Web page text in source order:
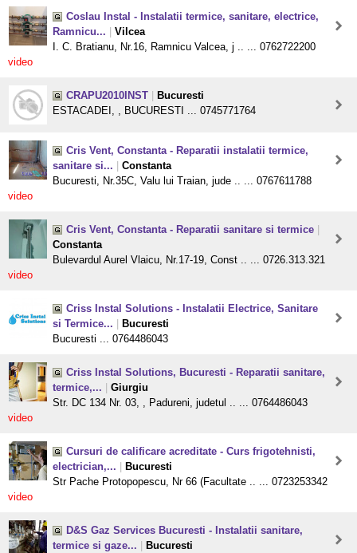
Coslau Instal - Instalatii termice, sanitare, electrice,
Ramnicu...
Vilcea
I. C. Bratianu, Nr.16, Ramnicu Valcea, j .. ... 0762722200
video
CRAPU2010INST
Bucuresti
ESTACADEI, , BUCURESTI ... 0745771764
Cris Vent, Constanta - Reparatii instalatii termice,
sanitare si...
Constanta
Bucuresti, Nr.35C, Valu lui Traian, jude .. ... 0767611788
video
Cris Vent, Constanta - Reparatii sanitare si termice
Constanta
Bulevardul Aurel Vlaicu, Nr.17-19, Const .. ... 0726.313.321
video
Criss Instal Solutions - Instalatii Electrice, Sanitare
si Termice...
Bucuresti
Bucuresti ... 0764486043
Criss Instal Solutions, Bucuresti - Reparatii sanitare,
termice,...
Giurgiu
Str. DC 134 Nr. 03, , Padureni, judetul .. ... 0764486043
video
Cursuri de calificare acreditate - Curs frigotehnisti,
electrician,...
Bucuresti
Str Pache Protopopescu, Nr 66 (Facultate .. ... 0723253342
video
D&S Gaz Services Bucuresti - Instalatii sanitare,
termice si gaze...
Bucuresti